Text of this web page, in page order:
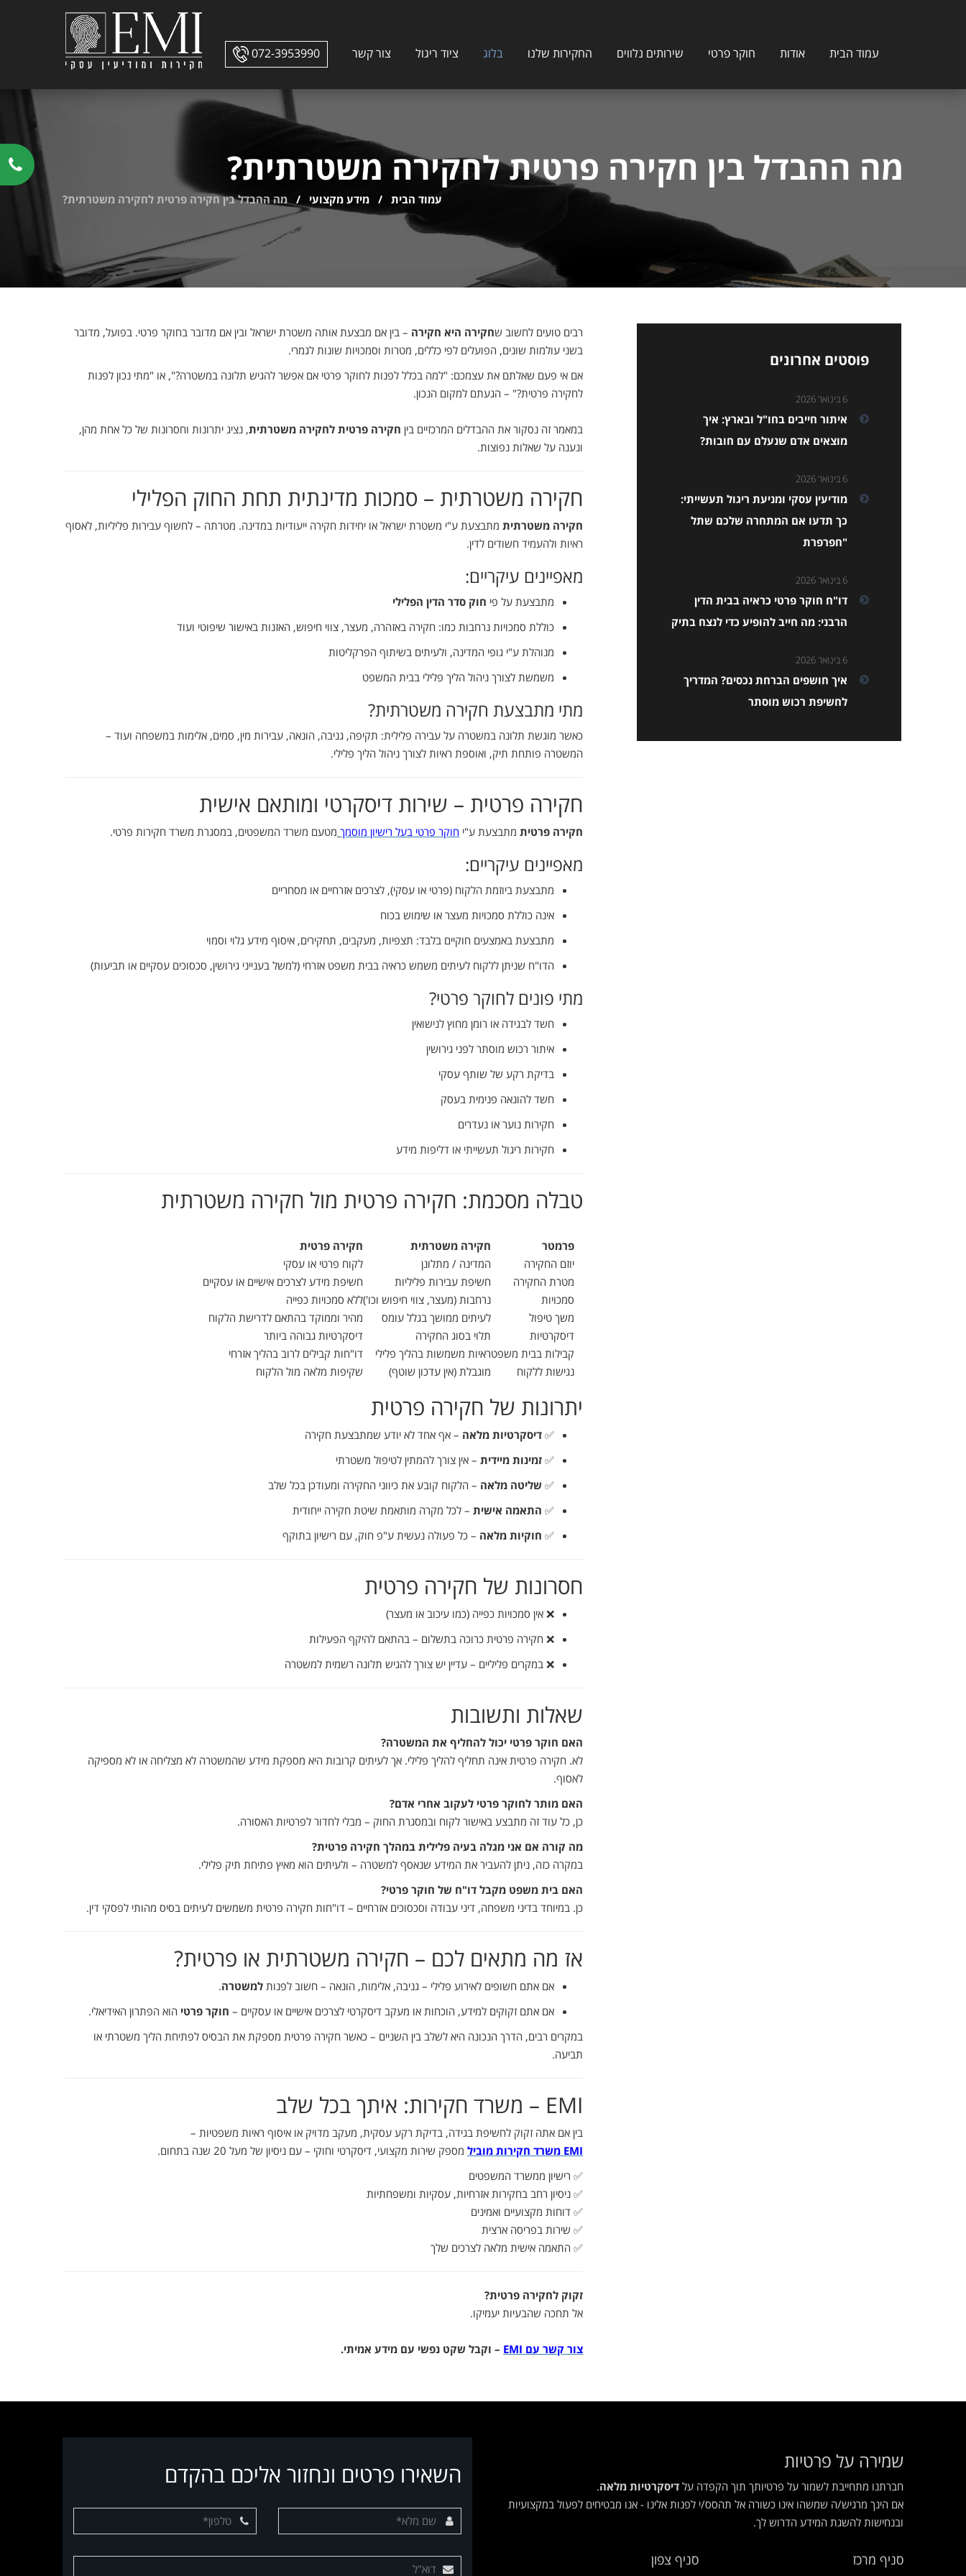
עמוד הבית אודות חוקר פרטי שירותים נלווים החקירות שלנו בלוג ציוד ריגול צור קשר 072-3953990
מה ההבדל בין חקירה פרטית לחקירה משטרתית?
עמוד הבית / מידע מקצועי / מה ההבדל בין חקירה פרטית לחקירה משטרתית?
רבים טועים לחשוב שחקירה היא חקירה – בין אם מבצעת אותה משטרת ישראל ובין אם מדובר בחוקר פרטי. בפועל, מדובר
בשני עולמות שונים, הפועלים לפי כללים, מטרות וסמכויות שונות לגמרי.
אם אי פעם שאלתם את עצמכם: "למה בכלל לפנות לחוקר פרטי אם אפשר להגיש תלונה במשטרה?", או "מתי נכון לפנות
לחקירה פרטית?" – הגעתם למקום הנכון.
במאמר זה נסקור את ההבדלים המרכזיים בין חקירה פרטית לחקירה משטרתית, נציג יתרונות וחסרונות של כל אחת מהן,
ונענה על שאלות נפוצות.
חקירה משטרתית – סמכות מדינתית תחת החוק הפלילי
חקירה משטרתית מתבצעת ע"י משטרת ישראל או יחידות חקירה ייעודיות במדינה. מטרתה – לחשוף עבירות פליליות, לאסוף
ראיות ולהעמיד חשודים לדין.
מאפיינים עיקריים:
מתבצעת על פי חוק סדר הדין הפלילי
כוללת סמכויות נרחבות כמו: חקירה באזהרה, מעצר, צווי חיפוש, האזנות באישור שיפוטי ועוד
מנוהלת ע"י גופי המדינה, ולעיתים בשיתוף הפרקליטות
משמשת לצורך ניהול הליך פלילי בבית המשפט
מתי מתבצעת חקירה משטרתית?
כאשר מוגשת תלונה במשטרה על עבירה פלילית: תקיפה, גניבה, הונאה, עבירות מין, סמים, אלימות במשפחה ועוד –
המשטרה פותחת תיק, ואוספת ראיות לצורך ניהול הליך פלילי.
חקירה פרטית – שירות דיסקרטי ומותאם אישית
חקירה פרטית מתבצעת ע"י חוקר פרטי בעל רישיון מוסמך מטעם משרד המשפטים, במסגרת משרד חקירות פרטי.
מאפיינים עיקריים:
מתבצעת ביוזמת הלקוח (פרטי או עסקי), לצרכים אזרחיים או מסחריים
אינה כוללת סמכויות מעצר או שימוש בכוח
מתבצעת באמצעים חוקיים בלבד: תצפיות, מעקבים, תחקירים, איסוף מידע גלוי וסמוי
הדו"ח שניתן ללקוח לעיתים משמש כראיה בבית משפט אזרחי (למשל בענייני גירושין, סכסוכים עסקיים או תביעות)
מתי פונים לחוקר פרטי?
חשד לבגידה או רומן מחוץ לנישואין
איתור רכוש מוסתר לפני גירושין
בדיקת רקע של שותף עסקי
חשד להונאה פנימית בעסק
חקירות נוער או נעדרים
חקירות ריגול תעשייתי או דליפות מידע
טבלה מסכמת: חקירה פרטית מול חקירה משטרתית
פרמטר חקירהמשטרתית חקירהפרטית
יוזם החקירה המדינה / מתלונן לקוח פרטיאועסקי
מטרת החקירה חשיפתעבירות פליליות חשיפת מידעלצרכיםאישייםאועסקיים
סמכויות
נרחבות (מעצר,צווי חיפוש וכו')ללא סמכויותכפייה
משךטיפול לעיתים ממושךבגללעומס מהיר וממוקדבהתאםלדרישת הלקוח
דיסקרטיות
תלויבסוג החקירה דיסקרטיותגבוההביותר
קבילותבבית משפטראיות משמשותבהליך פלילי דו"חות קביליםלרובבהליךאזרחי
נגישותללקוח מוגבלת (איןעדכון שוטף) שקיפות מלאה מול הלקוח
יתרונות של חקירה פרטית
✅ דיסקרטיות מלאה – אף אחד לא יודע שמתבצעת חקירה
✅ זמינות מיידית– אין צורך להמתין לטיפול משטרתי
✅ שליטה מלאה – הלקוח קובע את כיווני החקירה ומעודכן בכל שלב
✅ התאמה אישית– לכל מקרה מותאמת שיטת חקירה ייחודית
✅ חוקיות מלאה – כל פעולה נעשית ע"פ חוק, עם רישיון בתוקף
חסרונות של חקירה פרטית
❌ אין סמכויות כפייה (כמו עיכוב או מעצר)
❌ חקירה פרטית כרוכה בתשלום – בהתאם להיקף הפעילות
❌ במקרים פליליים – עדיין יש צורך להגיש תלונה רשמית למשטרה
שאלות ותשובות
האם חוקר פרטי יכול להחליף את המשטרה?
לא. חקירה פרטית אינה תחליף להליך פלילי. אך לעיתים קרובות היא מספקת מידע שהמשטרה לא מצליחה או לא מספיקה
לאסוף.
האם מותר לחוקר פרטי לעקוב אחרי אדם?
כן, כל עוד זה מתבצע באישור לקוח ובמסגרת החוק – מבלי לחדור לפרטיות האסורה.
מה קורה אם אני מגלה בעיה פלילית במהלך חקירה פרטית?
במקרה כזה, ניתן להעביר את המידע שנאסף למשטרה – ולעיתים הוא מאיץ פתיחת תיק פלילי.
האם בית משפט מקבל דו"ח של חוקר פרטי?
כן. במיוחד בדיני משפחה, דיני עבודה וסכסוכים אזרחיים – דו"חות חקירה פרטית משמשים לעיתים בסיס מהותי לפסקי דין.
אז מה מתאים לכם – חקירה משטרתית או פרטית?
אם אתם חשופים לאירוע פלילי – גניבה, אלימות, הונאה – חשוב לפנות למשטרה.
אם אתם זקוקים למידע, הוכחות או מעקב דיסקרטי לצרכים אישיים או עסקיים – חוקר פרטי הוא הפתרון האידיאלי.
במקרים רבים, הדרך הנכונה היא לשלב בין השניים – כאשר חקירה פרטית מספקת את הבסיס לפתיחת הליך משטרתי או
תביעה.
EMI – משרד חקירות: איתךבכל שלב
בין אם אתה זקוק לחשיפת בגידה, בדיקת רקע עסקית, מעקב מדויק או איסוף ראיות משפטיות –
EMI משרד חקירות מוביל מספק שירות מקצועי, דיסקרטי וחוקי – עם ניסיון של מעל 20 שנה בתחום.
✅ רישיון ממשרד המשפטים
✅ ניסיון רחב בחקירות אזרחיות, עסקיות ומשפחתיות
✅ דוחות מקצועיים ואמינים
✅ שירות בפריסה ארצית
✅ התאמה אישית מלאה לצרכים שלך
זקוק לחקירה פרטית?
אל תחכה שהבעיות יעמיקו.
צור קשר עם EMI
– וקבל שקט נפשי עם מידע אמיתי.
פוסטים אחרונים
6 בינואר 2026
איתור חייבים בחו"ל ובארץ: איך
מוצאים אדם שנעלם עם חובות?
6 בינואר 2026
מודיעין עסקי ומניעת ריגול תעשייתי:
כך תדעו אם המתחרה שלכם שתל
"חפרפרת
6 בינואר 2026
דו"ח חוקר פרטי כראיה בבית הדין
הרבני: מה חייב להופיע כדי לנצח בתיק
6 בינואר 2026
איך חושפים הברחת נכסים? המדריך
לחשיפת רכוש מוסתר
השאירו פרטים ונחזור אליכם בהקדם שמירה על פרטיות
חברתנו מתחייבת לשמור על פרטיותך תוך הקפדה על דיסקרטיות מלאה.
אם הינך מרגיש/ה שמשהו אינו כשורה אל תהסס/י לפנות אלינו - אנו מבטיחים לפעול במקצועיות
ובנחישות להשגת המידע הדרוש לך.
סניף מרכז סניף צפון